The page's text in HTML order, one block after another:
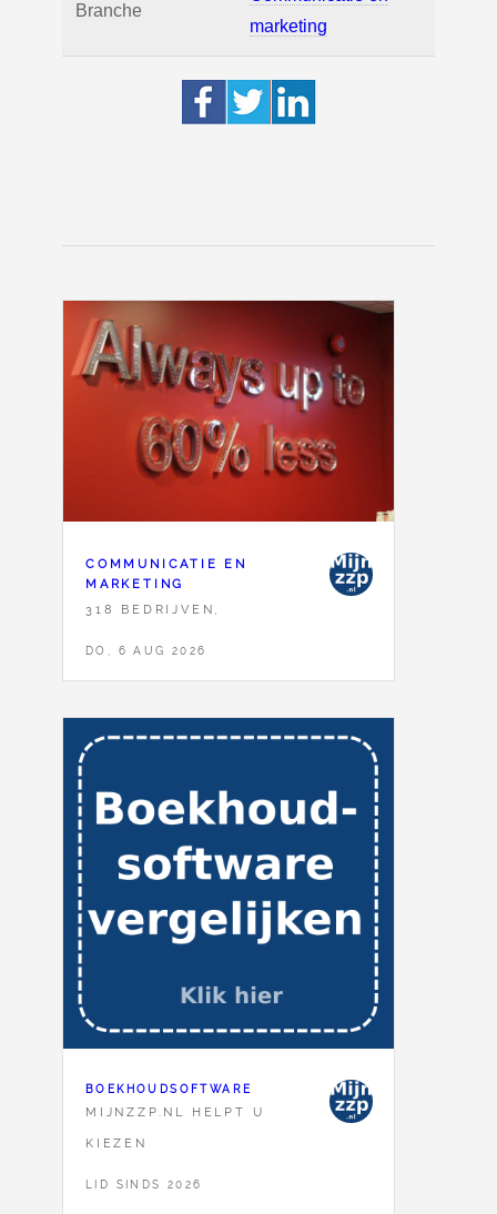
Branche
marketing
COMMUNICATIE EN
MARKETING
318 BEDRIJVEN,
DO, 6 AUG 2026
BOEKHOUDSOFTWARE
MIJNZZP.NL HELPT U
KIEZEN
LID SINDS 2026